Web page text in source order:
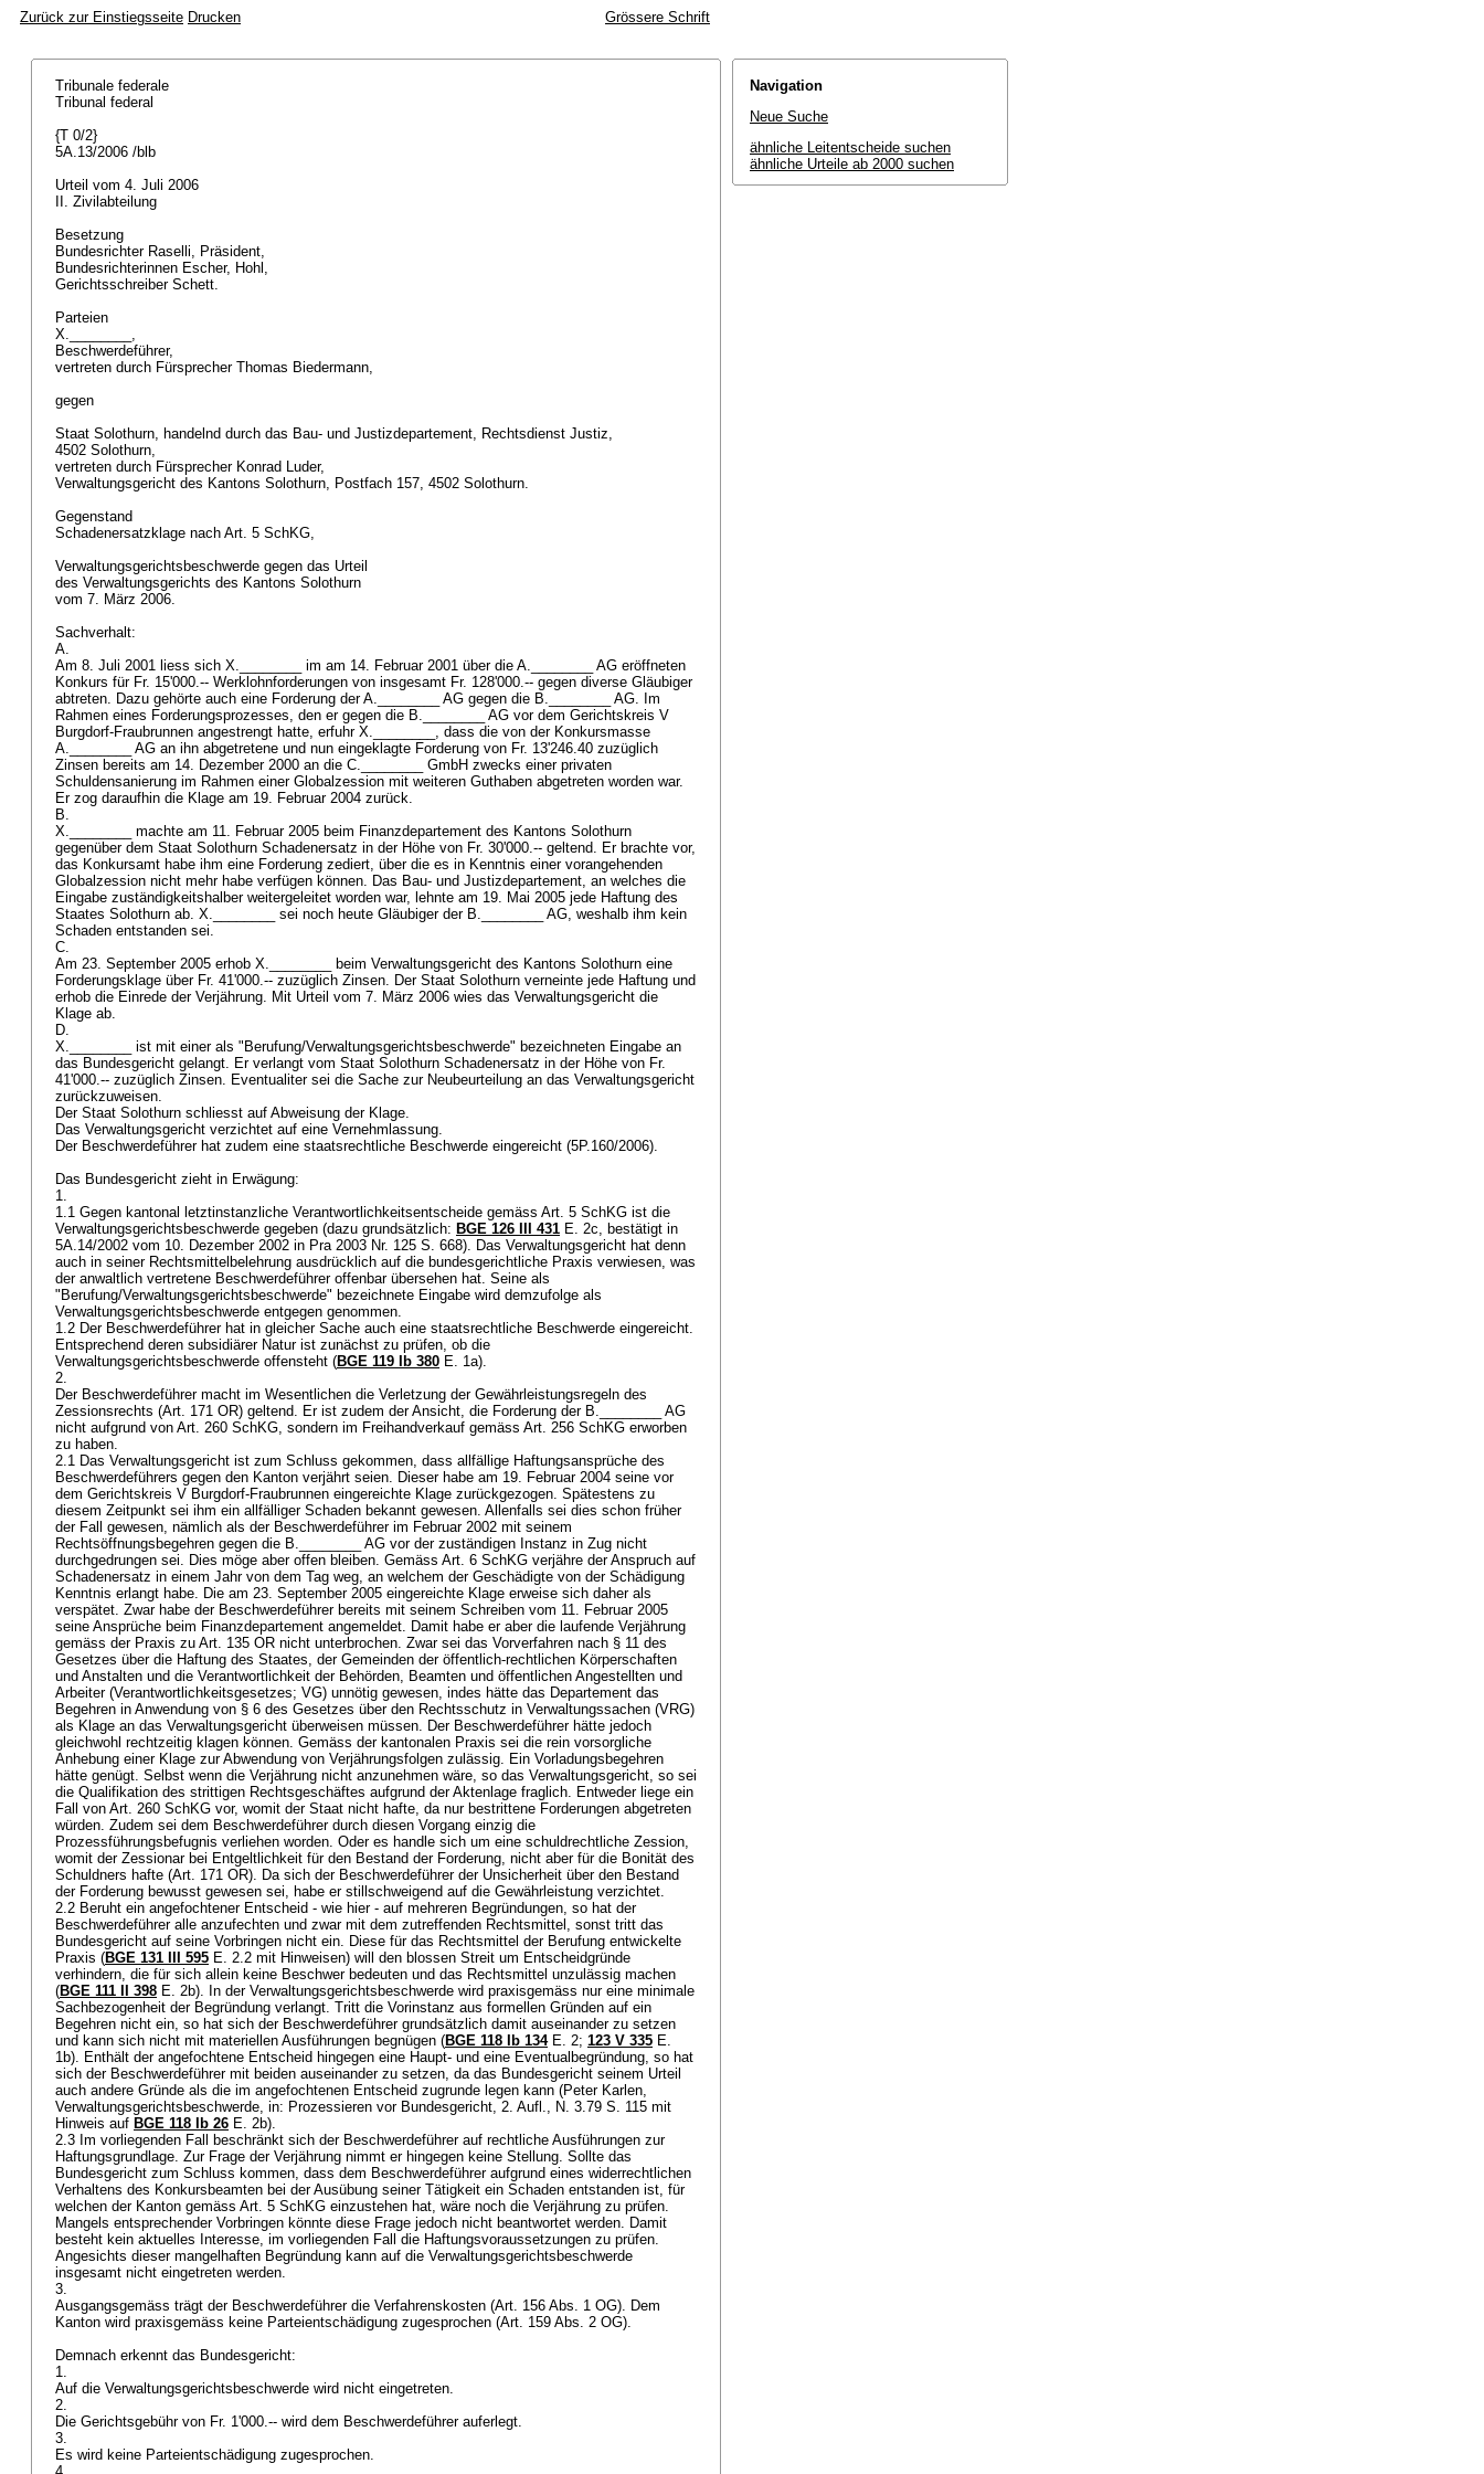
Zurück zur Einstiegsseite Drucken Grössere Schrift
Tribunale federale
Tribunal federal
{T 0/2}
5A.13/2006 /blb
Urteil vom 4. Juli 2006
II. Zivilabteilung
Besetzung
Bundesrichter Raselli, Präsident,
Bundesrichterinnen Escher, Hohl,
Gerichtsschreiber Schett.
Parteien
X.________,
Beschwerdeführer,
vertreten durch Fürsprecher Thomas Biedermann,
gegen
Staat Solothurn, handelnd durch das Bau- und Justizdepartement, Rechtsdienst Justiz,
4502 Solothurn,
vertreten durch Fürsprecher Konrad Luder,
Verwaltungsgericht des Kantons Solothurn, Postfach 157, 4502 Solothurn.
Gegenstand
Schadenersatzklage nach Art. 5 SchKG,
Verwaltungsgerichtsbeschwerde gegen das Urteil
des Verwaltungsgerichts des Kantons Solothurn
vom 7. März 2006.
Sachverhalt:
A.
Am 8. Juli 2001 liess sich X.________ im am 14. Februar 2001 über die A.________ AG eröffneten
Konkurs für Fr. 15'000.-- Werklohnforderungen von insgesamt Fr. 128'000.-- gegen diverse Gläubiger
abtreten. Dazu gehörte auch eine Forderung der A.________ AG gegen die B.________ AG. Im
Rahmen eines Forderungsprozesses, den er gegen die B.________ AG vor dem Gerichtskreis V
Burgdorf-Fraubrunnen angestrengt hatte, erfuhr X.________, dass die von der Konkursmasse
A.________ AG an ihn abgetretene und nun eingeklagte Forderung von Fr. 13'246.40 zuzüglich
Zinsen bereits am 14. Dezember 2000 an die C.________ GmbH zwecks einer privaten
Schuldensanierung im Rahmen einer Globalzession mit weiteren Guthaben abgetreten worden war.
Er zog daraufhin die Klage am 19. Februar 2004 zurück.
B.
X.________ machte am 11. Februar 2005 beim Finanzdepartement des Kantons Solothurn
gegenüber dem Staat Solothurn Schadenersatz in der Höhe von Fr. 30'000.-- geltend. Er brachte vor,
das Konkursamt habe ihm eine Forderung zediert, über die es in Kenntnis einer vorangehenden
Globalzession nicht mehr habe verfügen können. Das Bau- und Justizdepartement, an welches die
Eingabe zuständigkeitshalber weitergeleitet worden war, lehnte am 19. Mai 2005 jede Haftung des
Staates Solothurn ab. X.________ sei noch heute Gläubiger der B.________ AG, weshalb ihm kein
Schaden entstanden sei.
C.
Am 23. September 2005 erhob X.________ beim Verwaltungsgericht des Kantons Solothurn eine
Forderungsklage über Fr. 41'000.-- zuzüglich Zinsen. Der Staat Solothurn verneinte jede Haftung und
erhob die Einrede der Verjährung. Mit Urteil vom 7. März 2006 wies das Verwaltungsgericht die
Klage ab.
D.
X.________ ist mit einer als "Berufung/Verwaltungsgerichtsbeschwerde" bezeichneten Eingabe an
das Bundesgericht gelangt. Er verlangt vom Staat Solothurn Schadenersatz in der Höhe von Fr.
41'000.-- zuzüglich Zinsen. Eventualiter sei die Sache zur Neubeurteilung an das Verwaltungsgericht
zurückzuweisen.
Der Staat Solothurn schliesst auf Abweisung der Klage.
Das Verwaltungsgericht verzichtet auf eine Vernehmlassung.
Der Beschwerdeführer hat zudem eine staatsrechtliche Beschwerde eingereicht (5P.160/2006).
Das Bundesgericht zieht in Erwägung:
1.
1.1 Gegen kantonal letztinstanzliche Verantwortlichkeitsentscheide gemäss Art. 5 SchKG ist die
Verwaltungsgerichtsbeschwerde gegeben (dazu grundsätzlich: BGE 126 III 431 E. 2c, bestätigt in
5A.14/2002 vom 10. Dezember 2002 in Pra 2003 Nr. 125 S. 668). Das Verwaltungsgericht hat denn
auch in seiner Rechtsmittelbelehrung ausdrücklich auf die bundesgerichtliche Praxis verwiesen, was
der anwaltlich vertretene Beschwerdeführer offenbar übersehen hat. Seine als
"Berufung/Verwaltungsgerichtsbeschwerde" bezeichnete Eingabe wird demzufolge als
Verwaltungsgerichtsbeschwerde entgegen genommen.
1.2 Der Beschwerdeführer hat in gleicher Sache auch eine staatsrechtliche Beschwerde eingereicht.
Entsprechend deren subsidiärer Natur ist zunächst zu prüfen, ob die
Verwaltungsgerichtsbeschwerde offensteht (BGE 119 Ib 380 E. 1a).
2.
Der Beschwerdeführer macht im Wesentlichen die Verletzung der Gewährleistungsregeln des
Zessionsrechts (Art. 171 OR) geltend. Er ist zudem der Ansicht, die Forderung der B.________ AG
nicht aufgrund von Art. 260 SchKG, sondern im Freihandverkauf gemäss Art. 256 SchKG erworben
zu haben.
2.1 Das Verwaltungsgericht ist zum Schluss gekommen, dass allfällige Haftungsansprüche des
Beschwerdeführers gegen den Kanton verjährt seien. Dieser habe am 19. Februar 2004 seine vor
dem Gerichtskreis V Burgdorf-Fraubrunnen eingereichte Klage zurückgezogen. Spätestens zu
diesem Zeitpunkt sei ihm ein allfälliger Schaden bekannt gewesen. Allenfalls sei dies schon früher
der Fall gewesen, nämlich als der Beschwerdeführer im Februar 2002 mit seinem
Rechtsöffnungsbegehren gegen die B.________ AG vor der zuständigen Instanz in Zug nicht
durchgedrungen sei. Dies möge aber offen bleiben. Gemäss Art. 6 SchKG verjähre der Anspruch auf
Schadenersatz in einem Jahr von dem Tag weg, an welchem der Geschädigte von der Schädigung
Kenntnis erlangt habe. Die am 23. September 2005 eingereichte Klage erweise sich daher als
verspätet. Zwar habe der Beschwerdeführer bereits mit seinem Schreiben vom 11. Februar 2005
seine Ansprüche beim Finanzdepartement angemeldet. Damit habe er aber die laufende Verjährung
gemäss der Praxis zu Art. 135 OR nicht unterbrochen. Zwar sei das Vorverfahren nach § 11 des
Gesetzes über die Haftung des Staates, der Gemeinden der öffentlich-rechtlichen Körperschaften
und Anstalten und die Verantwortlichkeit der Behörden, Beamten und öffentlichen Angestellten und
Arbeiter (Verantwortlichkeitsgesetzes; VG) unnötig gewesen, indes hätte das Departement das
Begehren in Anwendung von § 6 des Gesetzes über den Rechtsschutz in Verwaltungssachen (VRG)
als Klage an das Verwaltungsgericht überweisen müssen. Der Beschwerdeführer hätte jedoch
gleichwohl rechtzeitig klagen können. Gemäss der kantonalen Praxis sei die rein vorsorgliche
Anhebung einer Klage zur Abwendung von Verjährungsfolgen zulässig. Ein Vorladungsbegehren
hätte genügt. Selbst wenn die Verjährung nicht anzunehmen wäre, so das Verwaltungsgericht, so sei
die Qualifikation des strittigen Rechtsgeschäftes aufgrund der Aktenlage fraglich. Entweder liege ein
Fall von Art. 260 SchKG vor, womit der Staat nicht hafte, da nur bestrittene Forderungen abgetreten
würden. Zudem sei dem Beschwerdeführer durch diesen Vorgang einzig die
Prozessführungsbefugnis verliehen worden. Oder es handle sich um eine schuldrechtliche Zession,
womit der Zessionar bei Entgeltlichkeit für den Bestand der Forderung, nicht aber für die Bonität des
Schuldners hafte (Art. 171 OR). Da sich der Beschwerdeführer der Unsicherheit über den Bestand
der Forderung bewusst gewesen sei, habe er stillschweigend auf die Gewährleistung verzichtet.
2.2 Beruht ein angefochtener Entscheid - wie hier - auf mehreren Begründungen, so hat der
Beschwerdeführer alle anzufechten und zwar mit dem zutreffenden Rechtsmittel, sonst tritt das
Bundesgericht auf seine Vorbringen nicht ein. Diese für das Rechtsmittel der Berufung entwickelte
Praxis (BGE 131 III 595 E. 2.2 mit Hinweisen) will den blossen Streit um Entscheidgründe
verhindern, die für sich allein keine Beschwer bedeuten und das Rechtsmittel unzulässig machen
(BGE 111 II 398 E. 2b). In der Verwaltungsgerichtsbeschwerde wird praxisgemäss nur eine minimale
Sachbezogenheit der Begründung verlangt. Tritt die Vorinstanz aus formellen Gründen auf ein
Begehren nicht ein, so hat sich der Beschwerdeführer grundsätzlich damit auseinander zu setzen
und kann sich nicht mit materiellen Ausführungen begnügen (BGE 118 Ib 134E. 2; 123 V 335 E.
1b). Enthält der angefochtene Entscheid hingegen eine Haupt- und eine Eventualbegründung, so hat
sich der Beschwerdeführer mit beiden auseinander zu setzen, da das Bundesgericht seinem Urteil
auch andere Gründe als die im angefochtenen Entscheid zugrunde legen kann (Peter Karlen,
Verwaltungsgerichtsbeschwerde, in: Prozessieren vor Bundesgericht, 2. Aufl., N. 3.79 S. 115 mit
Hinweis auf BGE 118 Ib 26 E. 2b).
2.3 Im vorliegenden Fall beschränkt sich der Beschwerdeführer auf rechtliche Ausführungen zur
Haftungsgrundlage. Zur Frage der Verjährung nimmt er hingegen keine Stellung. Sollte das
Bundesgericht zum Schluss kommen, dass dem Beschwerdeführer aufgrund eines widerrechtlichen
Verhaltens des Konkursbeamten bei der Ausübung seiner Tätigkeit ein Schaden entstanden ist, für
welchen der Kanton gemäss Art. 5 SchKG einzustehen hat, wäre noch die Verjährung zu prüfen.
Mangels entsprechender Vorbringen könnte diese Frage jedoch nicht beantwortet werden. Damit
besteht kein aktuelles Interesse, im vorliegenden Fall die Haftungsvoraussetzungen zu prüfen.
Angesichts dieser mangelhaften Begründung kann auf die Verwaltungsgerichtsbeschwerde
insgesamt nicht eingetreten werden.
3.
Ausgangsgemäss trägt der Beschwerdeführer die Verfahrenskosten (Art. 156 Abs. 1 OG). Dem
Kanton wird praxisgemäss keine Parteientschädigung zugesprochen (Art. 159 Abs. 2 OG).
Demnach erkennt das Bundesgericht:
1.
Auf die Verwaltungsgerichtsbeschwerde wird nicht eingetreten.
2.
Die Gerichtsgebühr von Fr. 1'000.-- wird dem Beschwerdeführer auferlegt.
3.
Es wird keine Parteientschädigung zugesprochen.
Navigation
Neue Suche
ähnliche Leitentscheide suchen
ähnliche Urteile ab 2000 suchen